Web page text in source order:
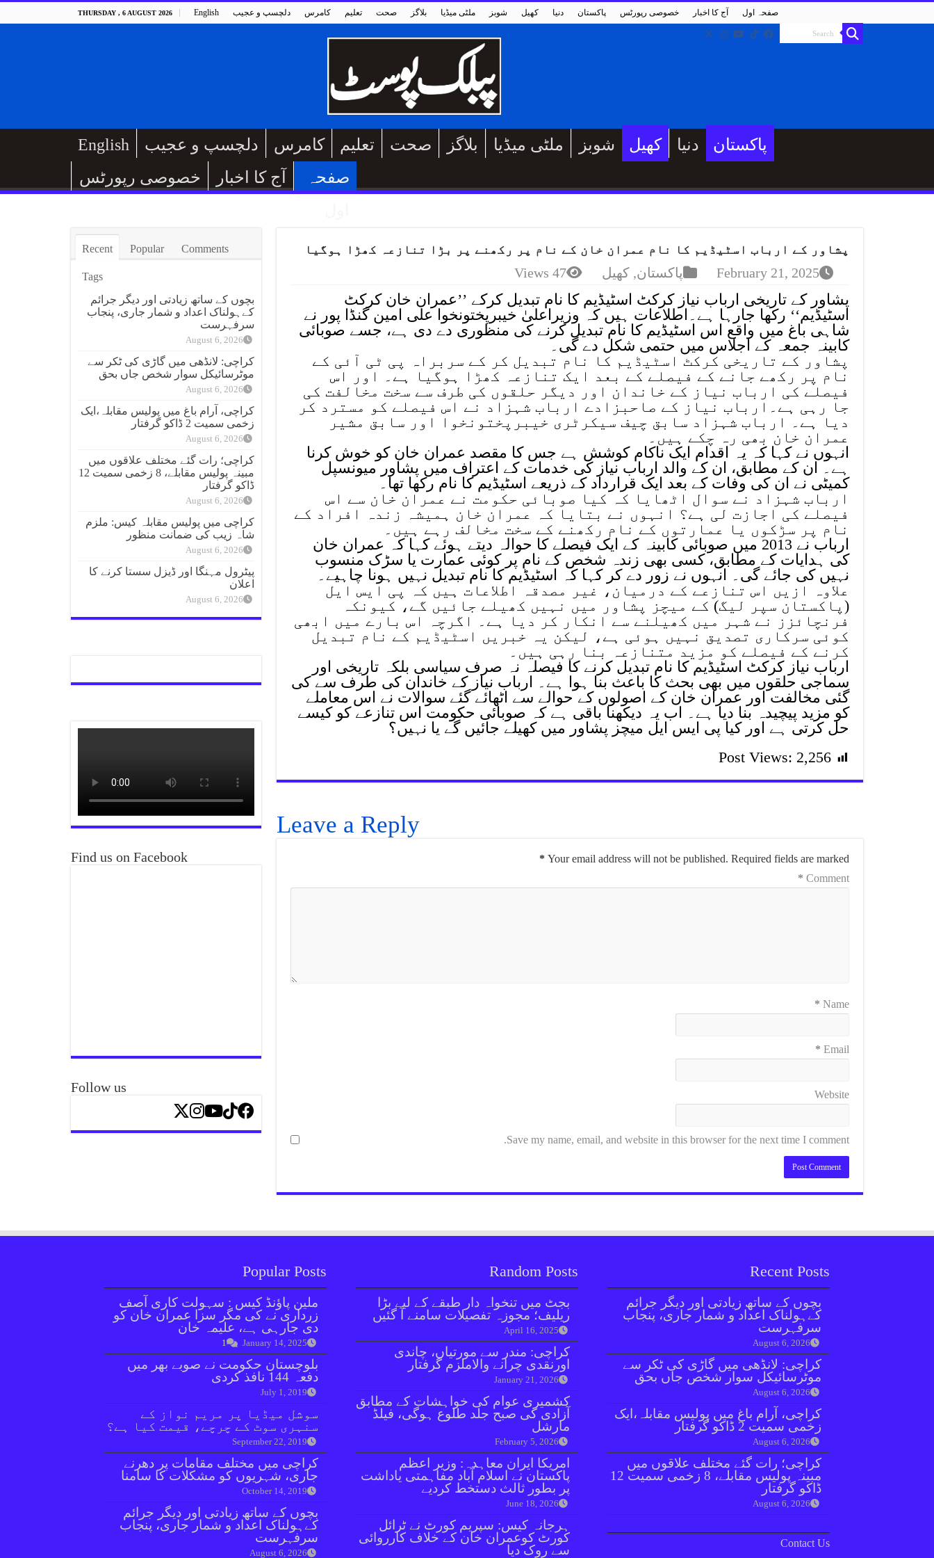
THURSDAY , 6 AUGUST 2026 English دلچسپ و عجیب کامرس تعلیم صحت بلاگز ملٹی میڈیا شوبز کھیل دنیا پاکستان خصوصی رپورٹس آج کا اخبار صفحہ اول
English دلچسپ و عجیب کامرس تعلیم صحت بلاگز ملٹی میڈیا شوبز کھیل دنیا
پاکستان
خصوصی رپورٹس
آج کا اخبار
صفحہ
پشاور کے ارباب اسٹیڈیم کا نام عمران خان کے نام پر رکھنے پر بڑا تنازعہ کھڑا ہوگیا
February 21, 2025 پاکستان, کھیل 47 Views
پشاور کے تاریخی ارباب نیاز کرکٹ اسٹیڈیم کا نام تبدیل کرکے ’’عمران خان کرکٹ
اسٹیڈیم‘‘ رکھا جارہا ہے۔اطلاعات ہیں کہ وزیراعلیٰ خیبرپختونخوا علی امین گنڈا پور نے
شاہی باغ میں واقع اس اسٹیڈیم کا نام تبدیل کرنے کی منظوری دے دی ہے، جسے صوبائی
کابینہ جمعہ کے اجلاس میں حتمی شکل دے گی۔
پشاور کے تاریخی کرکٹ اسٹیڈیم کا نام تبدیل کر کے سربراہ پی ٹی آئی کے
نام پر رکھے جانے کے فیصلے کے بعد ایک تنازعہ کھڑا ہوگیا ہے۔ اور اس
فیصلے کی ارباب نیاز کے خاندان اور دیگر حلقوں کی طرف سے سخت مخالفت کی
جا رہی ہے۔ارباب نیاز کے صاحبزادے ارباب شہزاد نے اس فیصلے کو مسترد کر
دیا ہے۔ ارباب شہزاد سابق چیف سیکرٹری خیبرپختونخوا اور سابق مشیر
عمران خان بھی رہ چکے ہیں۔
انہوں نے کہا کہ یہ اقدام ایک ناکام کوشش ہے جس کا مقصد عمران خان کو خوش کرنا
ہے۔ ان کے مطابق، ان کے والد ارباب نیاز کی خدمات کے اعتراف میں پشاور میونسپل
کمیٹی نے ان کی وفات کے بعد ایک قرارداد کے ذریعے اسٹیڈیم کا نام رکھا تھا۔
ارباب شہزاد نے سوال اٹھایا کہ کیا صوبائی حکومت نے عمران خان سے اس
فیصلے کی اجازت لی ہے؟ انہوں نے بتایا کہ عمران خان ہمیشہ زندہ افراد کے
نام پر سڑکوں یا عمارتوں کے نام رکھنے کے سخت مخالف رہے ہیں۔
ارباب نے 2013 میں صوبائی کابینہ کے ایک فیصلے کا حوالہ دیتے ہوئے کہا کہ عمران خان
کی ہدایات کے مطابق، کسی بھی زندہ شخص کے نام پر کوئی عمارت یا سڑک منسوب
نہیں کی جائے گی۔ انہوں نے زور دے کر کہا کہ اسٹیڈیم کا نام تبدیل نہیں ہونا چاہیے۔
علاوہ ازیں اس تنازعے کے درمیان، غیر مصدقہ اطلاعات ہیں کہ پی ایس ایل
(پاکستان سپر لیگ) کے میچز پشاور میں نہیں کھیلے جائیں گے، کیونکہ
فرنچائزز نے شہر میں کھیلنے سے انکار کر دیا ہے۔ اگرچہ اس بارے میں ابھی
کوئی سرکاری تصدیق نہیں ہوئی ہے، لیکن یہ خبریں اسٹیڈیم کے نام تبدیل
کرنے کے فیصلے کو مزید متنازعہ بنا رہی ہیں۔
ارباب نیاز کرکٹ اسٹیڈیم کا نام تبدیل کرنے کا فیصلہ نہ صرف سیاسی بلکہ تاریخی اور
سماجی حلقوں میں بھی بحث کا باعث بنا ہوا ہے۔ ارباب نیاز کے خاندان کی طرف سے کی
گئی مخالفت اور عمران خان کے اصولوں کے حوالے سے اٹھائے گئے سوالات نے اس معاملے
کو مزید پیچیدہ بنا دیا ہے۔ اب یہ دیکھنا باقی ہے کہ صوبائی حکومت اس تنازعے کو کیسے
حل کرتی ہے اور کیا پی ایس ایل میچز پشاور میں کھیلے جائیں گے یا نہیں؟
Post Views: 2,256
Leave a Reply
Your email address will not be published. Required fields are marked
*
Comment
*
Name
*
Email
*
Website
Save my name, email, and website in this browser for the next time I comment.
Recent Popular Comments
Tags
بچوں کے ساتھ زیادتی اور دیگر جرائم
کےہولناک اعداد و شمار جاری، پنجاب
سرفہرست
August 6, 2026
کراچی: لانڈھی میں گاڑی کی ٹکر سے
موٹرسائیکل سوار شخص جاں بحق
August 6, 2026
کراچی، آرام باغ میں پولیس مقابلہ،ایک
زخمی سمیت 2 ڈاکو گرفتار
August 6, 2026
کراچی؛ رات گئے مختلف علاقوں میں
مبینہ پولیس مقابلے، 8 زخمی سمیت 12
ڈاکو گرفتار
August 6, 2026
کراچی میں پولیس مقابلہ کیس: ملزم
شاہ زیب کی ضمانت منظور
August 6, 2026
پیٹرول مہنگا اور ڈیزل سستا کرنے کا
اعلان
August 6, 2026
Find us on Facebook
Follow us
Popular Posts
ملین پاؤنڈ کیس : سہولت کاری آصف
زرداری نے کی مگر سزا عمران خان کو
دی جارہی ہے، علیمہ خان
January 14, 2025
1
بلوچستان حکومت نے صوبے بھر میں
دفعہ 144 نافذ کردی
July 1, 2019
سوشل میڈیا پر مریم نواز کے
سنہری سوٹ کے چرچے، قیمت کیا ہے؟
September 22, 2019
کراچی میں مختلف مقامات پر دھرنے
جاری، شہریوں کو مشکلات کا سامنا
October 14, 2019
بچوں کے ساتھ زیادتی اور دیگر جرائم
کےہولناک اعداد و شمار جاری، پنجاب
سرفہرست
August 6, 2026
Random Posts
بجٹ میں تنخواہ دار طبقے کے لیے بڑا
ریلیف؛ مجوزہ تفصیلات سامنے آ گئیں
April 16, 2025
کراچی: مندر سے مورتیاں، چاندی
اورنقدی چرانے والاملزم گرفتار
January 21, 2026
کشمیری عوام کی خواہشات کے مطابق
آزادی کی صبح جلد طلوع ہوگی، فیلڈ
مارشل
February 5, 2026
امریکا ایران معاہدہ: وزیر اعظم
پاکستان نے اسلام آباد مفاہمتی یاداشت
پر بطور ثالث دستخط کردیے
June 18, 2026
ہرجانہ کیس: سپریم کورٹ نے ٹرائل
کورٹ کوعمران خان کے خلاف کارروائی
سے روک دیا
Recent Posts
بچوں کے ساتھ زیادتی اور دیگر جرائم
کےہولناک اعداد و شمار جاری، پنجاب
سرفہرست
August 6, 2026
کراچی: لانڈھی میں گاڑی کی ٹکر سے
موٹرسائیکل سوار شخص جاں بحق
August 6, 2026
کراچی، آرام باغ میں پولیس مقابلہ،ایک
زخمی سمیت 2 ڈاکو گرفتار
August 6, 2026
کراچی؛ رات گئے مختلف علاقوں میں
مبینہ پولیس مقابلے، 8 زخمی سمیت 12
ڈاکو گرفتار
August 6, 2026
Contact Us